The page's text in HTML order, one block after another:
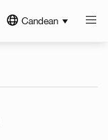
Candean